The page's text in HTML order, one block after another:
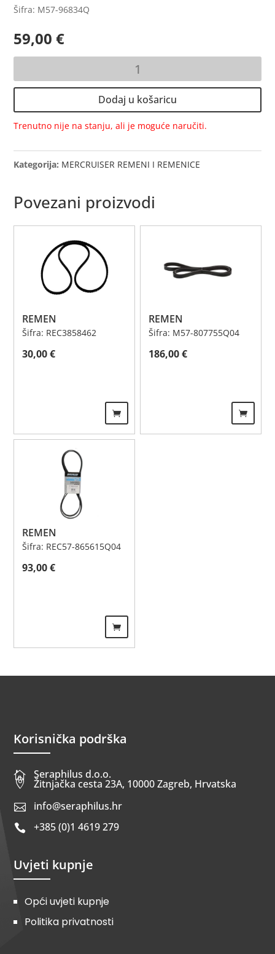
Šifra: M57-96834Q
59,00€
Dodaj u košaricu
Trenutno nije na stanju, ali je moguće naručiti.
Kategorija: MERCRUISER REMENI I REMENICE
Povezani proizvodi
REMEN
Šifra: REC3858462
30,00€
REMEN
Šifra: M57-807755Q04
186,00€
REMEN
Šifra: REC57-865615Q04
93,00€
Korisnička podrška
 Seraphilus d.o.o.
 Žitnjačka cesta 23A, 10000 Zagreb, Hrvatska
 info@seraphilus.hr
 +385 (0)1 4619 279
Uvjeti kupnje
Opći uvjeti kupnje
Politika privatnosti